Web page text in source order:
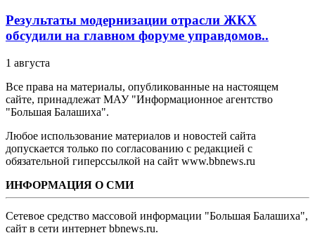
Результаты модернизации отрасли ЖКХ
обсудили на главном форуме управдомов..
1 августа
Все права на материалы, опубликованные на настоящем
сайте, принадлежат МАУ "Информационное агентство
"Большая Балашиха".
Любое использование материалов и новостей сайта
допускается только по согласованию с редакцией с
обязательной гиперссылкой на сайт www.bbnews.ru
ИНФОРМАЦИЯ О СМИ
Сетевое средство массовой информации "Большая Балашиха",
сайт в сети интернет bbnews.ru.